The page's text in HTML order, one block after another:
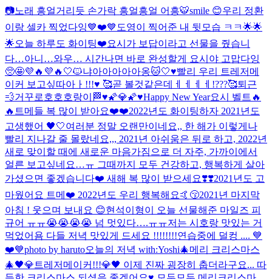
📷노래 흥얼거리듯 손가락 흥얼흥얼 어흥🐯smile 😊우리 정환
이랑 셀카 찍었다잉💙❤️💙 도영이 찍어준 내 뒷모습 ㅋㅋ🌟🌟
🌟오늘 하루도 화이팅❤️요시가 보답이라고 선물을 줬습니
다…아니…와우… 시간나면 바로 완성할게 요시야 고맙다잉
🥺🤩💜🔥💜🔥 🤍🐱냐아아아아아옹🐱🤍♥️빨리 우리 트레저메
이커 보고싶따아ㅏ!!!♥️ 🥰곧 볼것같은데ㅔㅔㅔㅔ!???🥰퇴근
💨거꾸로호호호랑이 🏁♥️🌠💎🌠♥️Happy New Year요시 벨트🔥
🔥 트메들 복 많이 받아요❤️❤️2022년도 화이팅하자 2021년도
고생했어 🖤🤍여러분 정말 오랜만이네요,, 한 해가 이렇게나
빨리 지나갈 줄 몰랐네요,,, 2021년 아쉬움은 뒤로 하고, 2022년
새로 맞이할 때에 새로운 마음가짐으로 더 자주, 가까이에서
얼른 보고싶네요…ㅠ 그때까지 모두 건강하고, 행복하게 살아
가셨으면 좋겠습니다❤️ 새해 복 많이 받으세요❣️❣️2021년도 고
마웠어요 트메❤️ 2022년도 우리 행복해요🤙😚2021년 마지막
아침 ! 웃으며 보내요 😊현석이형이 오늘 선물해준 마일즈 피
규어 ㅠㅠ😭😭😭😭 넘 멋있다….ㅠㅠ저는 시호랑 맛있는 거
먹었어욤 다들 저녁 맛있게 드세요 !!!!!!!!연습중에 덜컹 .... 💙
❤️💙photo by haruto오늘의 저녁 with:Yoshi🎄메리 크리스마스
🎄🖤💎트레저메이커!!!💎🖤 이제 진짜 굉장히 춥더라구요... 따